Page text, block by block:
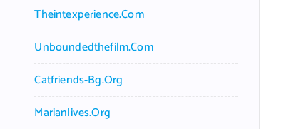
Theintexperience.com
Unboundedthefilm.com
Catfriends-Bg.org
Marianlives.org